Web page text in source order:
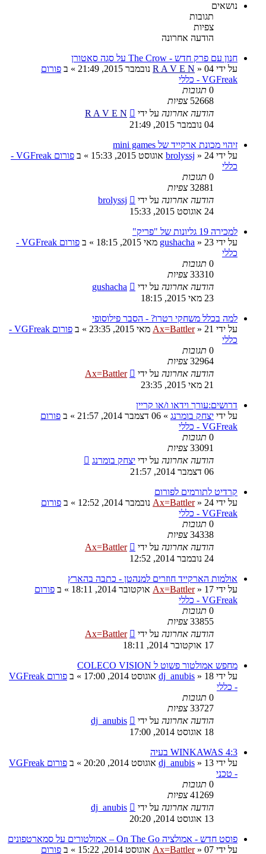
נושאים
תגובות
צפיות
הודעה אחרונה
חנון עם פרק חדש - The Crow על סגה סאטורן
על ידי
R A V E N » 04 נובמבר 2015, 21:49 » ב פורום
VGFreak - כללי
0 תגובות
52668 צפיות
הודעה אחרונה על ידי
R A V E N
04 נובמבר 2015, 21:49
זיהוי מכונת ארקייד של mini games
על ידי
brolyssj » 24 אוגוסט 2015, 15:33 » ב
פורום VGFreak -
כללי
0 תגובות
32881 צפיות
הודעה אחרונה על ידי
brolyssj
24 אוגוסט 2015, 15:33
למכירה 19 גליונות של "פריק"
על ידי
gushacha » 23 מאי 2015, 18:15 » ב
פורום VGFreak -
כללי
0 תגובות
33310 צפיות
הודעה אחרונה על ידי
gushacha
23 מאי 2015, 18:15
למה בכלל משחקי רטרו? - הסבר פילוסופי
על ידי
Ax=Battler» 21 מאי 2015, 23:35 » ב
פורום VGFreak -
כללי
0 תגובות
32964 צפיות
הודעה אחרונה על ידי
Ax=Battler
21 מאי 2015, 23:35
דרושים:עורך וידאו ו/או קריין
על ידי יצחק בומרנג » 06 דצמבר 2014, 21:57 » ב פורום
VGFreak - כללי
0 תגובות
33091 צפיות
הודעה אחרונה על ידי יצחק בומרנג
06 דצמבר 2014, 21:57
קרדיט לתורמים לפורום
על ידי
Ax=Battler» 24 נובמבר 2014, 12:52 » ב פורום
VGFreak - כללי
0 תגובות
34338 צפיות
הודעה אחרונה על ידי
Ax=Battler
24 נובמבר 2014, 12:52
אולמות הארקייד חוזרים למנהטן - כתבה בהארץ
על ידי
Ax=Battler» 17 אוקטובר 2014, 18:11 » ב פורום
VGFreak - כללי
0 תגובות
33855 צפיות
הודעה אחרונה על ידי
Ax=Battler
17 אוקטובר 2014, 18:11
מחפש אמולטור פשוט ל COLECO VISION
על ידי
dj_anubis » 18 אוגוסט 2014, 17:00 » ב
פורום VGFreak
- כללי
0 תגובות
33727 צפיות
הודעה אחרונה על ידי
dj_anubis
18 אוגוסט 2014, 17:00
WINKAWAS 4:3 בעיה
על ידי
dj_anubis » 13 אוגוסט 2014, 20:20 » ב
פורום VGFreak
- טכני
0 תגובות
41269 צפיות
הודעה אחרונה על ידי
dj_anubis
13 אוגוסט 2014, 20:20
פוסט חדש - אמולציה On The Go – אמולטורים על סמארטפונים
על ידי
Ax=Battler» 07 אוגוסט 2014, 15:22 » ב פורום